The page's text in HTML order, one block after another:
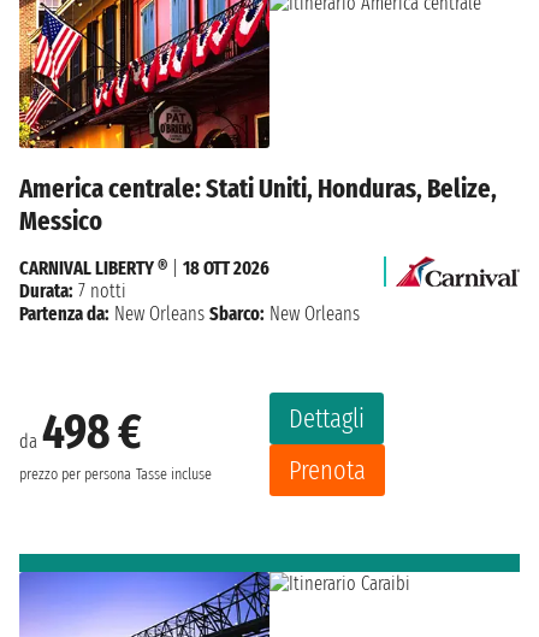
America centrale: Stati Uniti, Honduras, Belize,
Messico
da 498 €
prezzo per persona Tasse incluse
Dettagli
Prenota
CARNIVAL LIBERTY ®
18 OTT 2026
Durata: 7 notti
Partenza da: New Orleans Sbarco: New Orleans